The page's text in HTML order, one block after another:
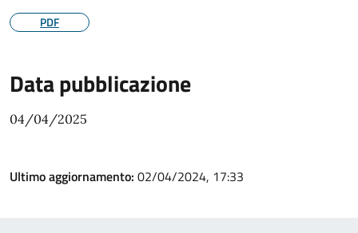
PDF
Data pubblicazione
04/04/2025
Ultimo aggiornamento: 02/04/2024, 17:33